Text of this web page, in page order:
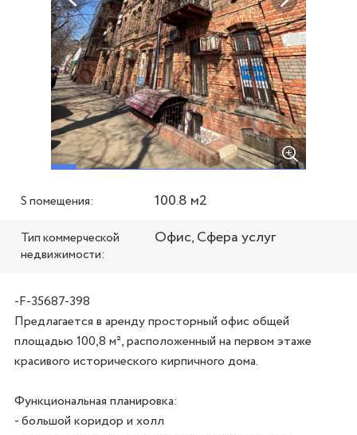
S помещения: 100.8 м2
Тип коммерческой
недвижимости:
Офис, Сфера услуг
-F-35687-398
Предлагается в аренду просторный офис общей
площадью 100,8 м², расположенный на первом этаже
красивого исторического кирпичного дома.
Функциональная планировка:
- большой коридор и холл